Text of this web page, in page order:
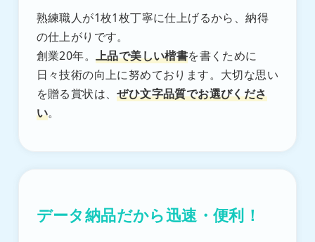
熟練職人が1枚1枚丁寧に仕上げるから、納得
の仕上がりです。
創業20年。 上品で美しい楷書を書くために
日々技術の向上に努めております。大切な思い
を贈る賞状は、ぜひ文字品質でお選びくださ
い。
データ納品だから迅速・便利！